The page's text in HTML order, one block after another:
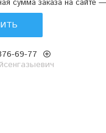
сумма заказа на сайте
69-77